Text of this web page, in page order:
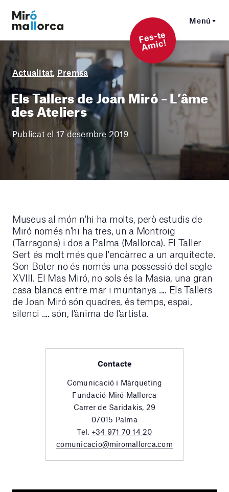
Menú
F
es-t
e
A
mi
c!
Actualitat, Premsa
Els Tallers de Joan Miró – L’âme
des Ateliers
Publicat el 17 desembre 2019
Museus al món n'hi ha molts, però estudis de
Miró només n'hi ha tres, un a Montroig
(Tarragona) i dos a Palma (Mallorca). El Taller
Sert és molt més que l'encàrrec a un arquitecte.
Son Boter no és només una possessió del segle
XVIII. El Mas Miró, no sols és la Masia, una gran
casa blanca entre mar i muntanya .... Els Tallers
de Joan Miró són quadres, és temps, espai,
silenci .... són, l'ànima de l'artista.
Contacte
Comunicació i Màrqueting
Fundació Miró Mallorca
Carrer de Saridakis, 29
07015 Palma
Tel. +34 971 70 14 20
comunicacio@miromallorca.com